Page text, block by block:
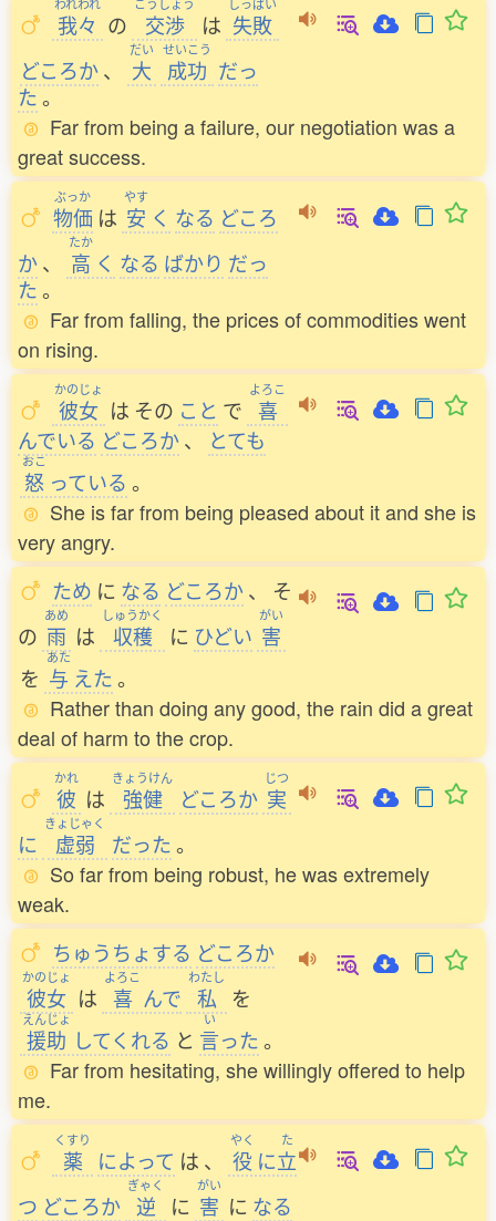
われわれ
我々 の
こうしょう
交渉 は
しっぱい
失敗
どころか 、
だい
大
せいこう
成功 だっ
た。
Far from being a failure, our negotiation was a
great success.
ぶっか
物価 は
やす
安 く なる どころ
か 、
たか
高 く なる ばかり だっ
た。
Far from falling, the prices of commodities went
on rising.
かのじょ
彼女 は その こと で
よろこ
喜
んでいる どころか 、 とても
おこ
怒 っている 。
She is far from being pleased about it and she is
very angry.
ため に なる どころか 、
そ
の
あめ
雨 は
しゅうかく
収穫 に ひどい
がい
害
を
あた
与 えた。
Rather than doing any good, the rain did a great
deal of harm to the crop.
かれ
彼 は
きょうけん
強健 どころか
じつ
実
に
きょじゃく
虚弱 だった。
So far from being robust, he was extremely
weak.
ちゅうちょする どころか
かのじょ
彼女 は
よろこ
喜 んで
わたし
私 を
えんじょ
援助 してくれる と
い
言った。
Far from hesitating, she willingly offered to help
me.
くすり
薬 によって は 、
やく
役 に
た
立
つ どころか
ぎゃく
逆 に
がい
害 に なる